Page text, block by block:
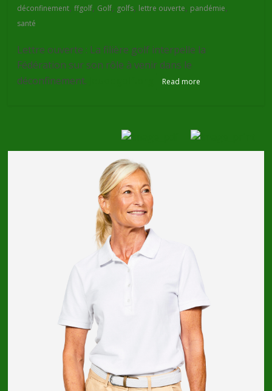
déconfinement,ffgolf, Golf, golfs, lettre ouverte, pandémie,
santé
Lettre ouverte : La filière golf interpelle la
Fédération sur son rôle à venir dans le
déconfinement.
Read more